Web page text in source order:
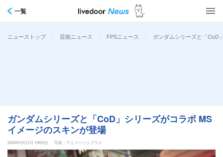
一覧
ニューストップ > 芸能ニュース > FPSニュース > ガンダムシリーズと「CoD
ガンダムシリーズと「CoD」シリーズがコラボ MS
イメージのスキンが登場
2024年5月21日 19時0分 写真：アニメージュプラス